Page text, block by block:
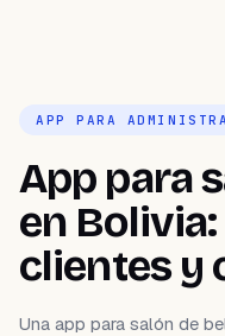
APP PARA
App para
en
clientes y
Una app para salón de